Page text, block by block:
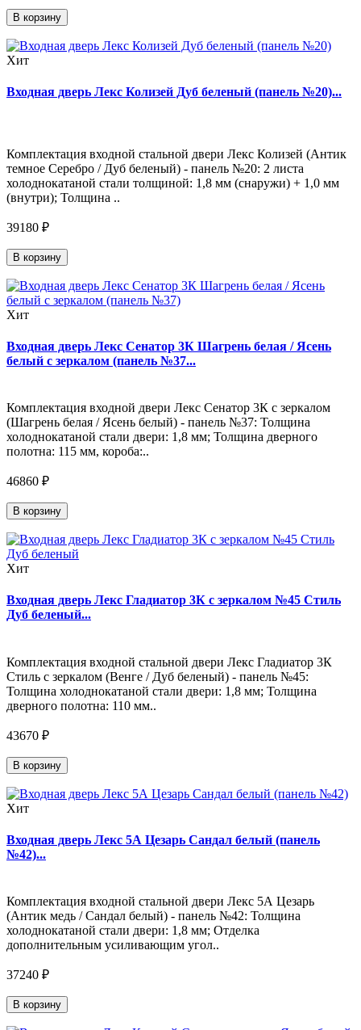
В корзину
Хит
Входная дверь Лекс Колизей Дуб беленый (панель №20)...
Комплектация входной стальной двери Лекс Колизей (Антик
темное Серебро / Дуб беленый) - панель №20: 2 листа
холоднокатаной стали толщиной: 1,8 мм (снаружи) + 1,0 мм
(внутри); Толщина ..
39180 ₽
В корзину
Хит
Входная дверь Лекс Сенатор 3К Шагрень белая / Ясень
белый с зеркалом (панель №37...
Комплектация входной двери Лекс Сенатор 3К с зеркалом
(Шагрень белая / Ясень белый) - панель №37: Толщина
холоднокатаной стали двери: 1,8 мм; Толщина дверного
полотна: 115 мм, короба:..
46860 ₽
В корзину
Хит
Входная дверь Лекс Гладиатор 3К с зеркалом №45 Стиль
Дуб беленый...
Комплектация входной стальной двери Лекс Гладиатор 3К
Стиль с зеркалом (Венге / Дуб беленый) - панель №45:
Толщина холоднокатаной стали двери: 1,8 мм; Толщина
дверного полотна: 110 мм..
43670 ₽
В корзину
Хит
Входная дверь Лекс 5А Цезарь Сандал белый (панель
№42)...
Комплектация входной стальной двери Лекс 5А Цезарь
(Антик медь / Сандал белый) - панель №42: Толщина
холоднокатаной стали двери: 1,8 мм; Отделка
дополнительным усиливающим угол..
37240 ₽
В корзину